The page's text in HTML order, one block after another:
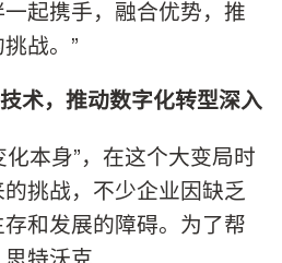
起携手，融合优势，推
战。”
术，推动数字化转型深入
本身”，在这个大变局时
挑战，不少企业因缺乏
和发展的障碍。为了帮